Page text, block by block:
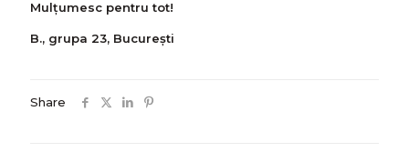
Mulțumesc pentru tot!
B., grupa 23, București
Share